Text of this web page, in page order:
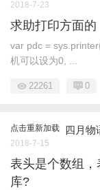
2018-7-23
求助打印方面的
var pdc =
机可以设为0, ...
22261 0
点击重新加载 四月物
2018-7-15
表头是个数组
库?